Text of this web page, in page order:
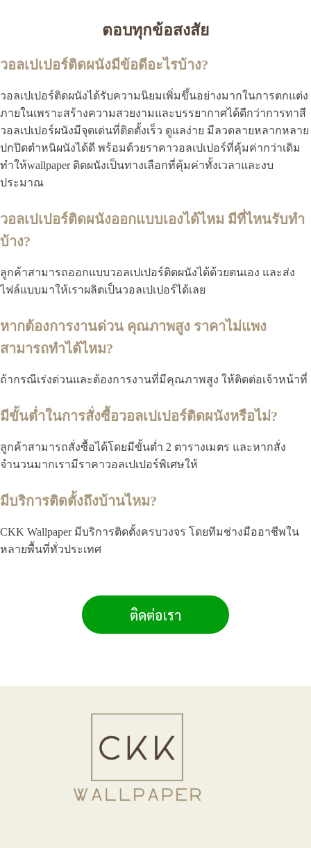
ตอบทุกข้อสงสัย
วอลเปเปอร์ติดผนังมีข้อดีอะไรบ้าง?
วอลเปเปอร์ติดผนังได้รับความนิยมเพิ่มขึ้นอย่างมากในการตกแต่ง
ภายในเพราะสร้างความสวยงามและบรรยากาศได้ดีกว่าการทาสี
วอลเปเปอร์ผนังมีจุดเด่นที่ติดตั้งเร็ว ดูแลง่าย มีลวดลายหลากหลาย
ปกปิดตำหนิผนังได้ดี พร้อมด้วยราคาวอลเปเปอร์ที่คุ้มค่ากว่าเดิม
ทำให้wallpaper ติดผนังเป็นทางเลือกที่คุ้มค่าทั้งเวลาและงบ
ประมาณ
วอลเปเปอร์ติดผนังออกแบบเองได้ไหม มีที่ไหนรับทำ
บ้าง?
ลูกค้าสามารถออกแบบวอลเปเปอร์ติดผนังได้ด้วยตนเอง และส่ง
ไฟล์แบบมาให้เราผลิตเป็นวอลเปเปอร์ได้เลย
หากต้องการงานด่วน คุณภาพสูง ราคาไม่แพง
สามารถทำได้ไหม?
ถ้ากรณีเร่งด่วนและต้องการงานที่มีคุณภาพสูง ให้ติดต่อเจ้าหน้าที่
มีขั้นต่ำในการสั่งซื้อวอลเปเปอร์ติดผนังหรือไม่?
ลูกค้าสามารถสั่งซื้อได้โดยมีขั้นต่ำ 2 ตารางเมตร และหากสั่ง
จำนวนมากเรามีราคาวอลเปเปอร์พิเศษให้
มีบริการติดตั้งถึงบ้านไหม?
CKK Wallpaper มีบริการติดตั้งครบวงจร โดยทีมช่างมืออาชีพใน
หลายพื้นที่ทั่วประเทศ
ติดต่อเรา